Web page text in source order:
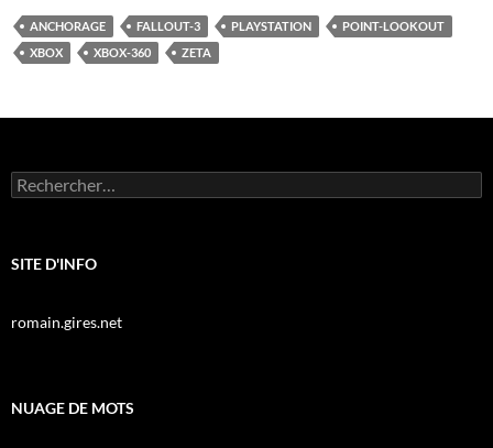
ANCHORAGE FALLOUT-3 PLAYSTATION
POINT-LOOKOUT
XBOX
XBOX-360 ZETA
Rechercher :
SITE D'INFO
romain.gires.net
NUAGE DE MOTS